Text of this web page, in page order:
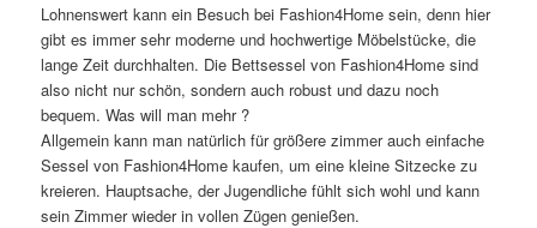
Lohnenswert kann ein Besuch bei Fashion4Home sein, denn hier
gibt es immer sehr moderne und hochwertige Möbelstücke, die
lange Zeit durchhalten. Die Bettsessel von Fashion4Home sind
also nicht nur schön, sondern auch robust und dazu noch
bequem. Was will man mehr ?
Allgemein kann man natürlich für größere zimmer auch einfache
Sessel von Fashion4Home kaufen, um eine kleine Sitzecke zu
kreieren. Hauptsache, der Jugendliche fühlt sich wohl und kann
sein Zimmer wieder in vollen Zügen genießen.